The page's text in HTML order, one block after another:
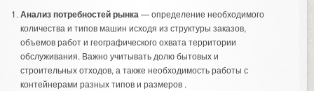
Анализ потребностей рынка— определение необходимого
количества и типов машин исходя из структуры заказов,
объемов работ и географического охвата территории
обслуживания. Важно учитывать долю бытовых и
строительных отходов, а также необходимость работы с
контейнерами разных типов и размеров .